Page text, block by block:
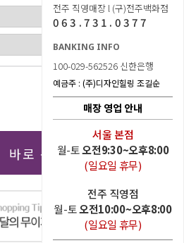
0원
바로 구매하기
전주 직영매장 l (구)전주백화점
063.731.0377
BANKING INFO
100-029-562526 신한은행
예금주 : (주)디자인힐링 조길순
매장 영업 안내
서울 본점
월-토오전9:30~오후8:00
(일요일 휴무)
전주 직영점
월-토오전10:00~오후8:00
(일요일 휴무)